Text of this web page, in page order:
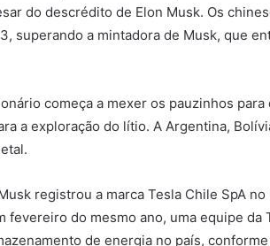
do descrédito de Elon Musk. Os
superando a mintadora de Musk, que
começa a mexer os pauzinhos
a exploração do lítio. A Argentina,
registrou a marca Tesla Chile SpA
fevereiro do mesmo ano, uma equipe
de energia no país,